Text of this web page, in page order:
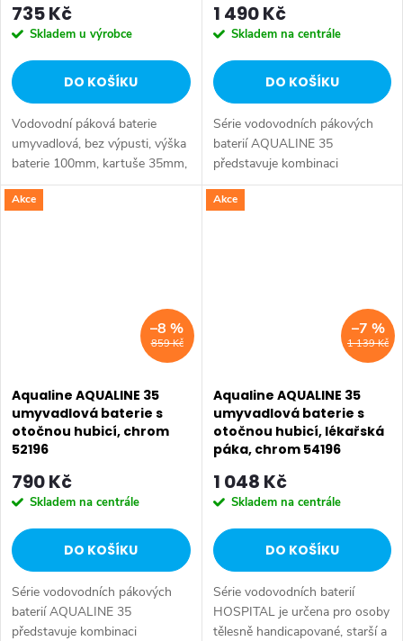
735 Kč
Skladem u výrobce
DO KOŠÍKU
Vodovodní páková baterie
umyvadlová, bez výpusti, výška
baterie 100mm, kartuše 35mm,
vč. přívodních flexibilních hadic.
1 490 Kč
Skladem na centrále
DO KOŠÍKU
Série vodovodních pákových
baterií AQUALINE 35
představuje kombinaci
tradičního jednoduchého
designu a kvality provedení za
Akce
859 Kč
–8 %
Aqualine AQUALINE 35
umyvadlová baterie s
otočnou hubicí, chrom
52196
790 Kč
Skladem na centrále
DO KOŠÍKU
Série vodovodních pákových
baterií AQUALINE 35
představuje kombinaci
Akce
1 139 Kč
–7 %
Aqualine AQUALINE 35
umyvadlová baterie s
otočnou hubicí, lékařská
páka, chrom 54196
1 048 Kč
Skladem na centrále
DO KOŠÍKU
Série vodovodních baterií
HOSPITAL je určena pro osoby
tělesně handicapované, starší a